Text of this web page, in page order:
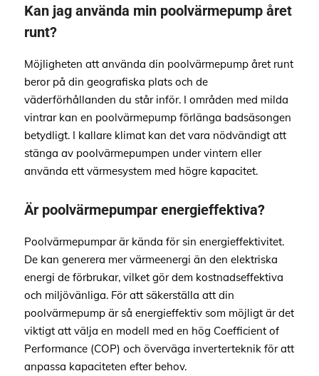
Kan jag använda min poolvärmepump året
runt?
Möjligheten att använda din poolvärmepump året runt
beror på din geografiska plats och de
väderförhållanden du står inför. I områden med milda
vintrar kan en poolvärmepump förlänga badsäsongen
betydligt. I kallare klimat kan det vara nödvändigt att
stänga av poolvärmepumpen under vintern eller
använda ett värmesystem med högre kapacitet.
Är poolvärmepumpar energieffektiva?
Poolvärmepumpar är kända för sin energieffektivitet.
De kan generera mer värmeenergi än den elektriska
energi de förbrukar, vilket gör dem kostnadseffektiva
och miljövänliga. För att säkerställa att din
poolvärmepump är så energieffektiv som möjligt är det
viktigt att välja en modell med en hög Coefficient of
Performance (COP) och överväga inverterteknik för att
anpassa kapaciteten efter behov.